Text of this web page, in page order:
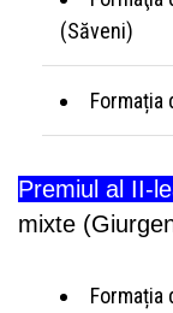
(Săveni)
Formația
Premiul al II-
mixte
Formația